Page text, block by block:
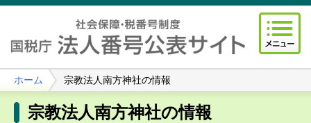
ホーム 宗教法人南方神社の情報
宗教法人南方神社の情報